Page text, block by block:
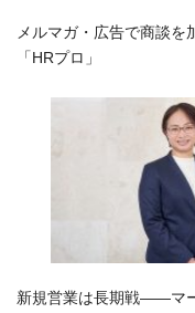
メルマガ・広告で商談を
「HRプロ」
新規営業は長期戦――マ